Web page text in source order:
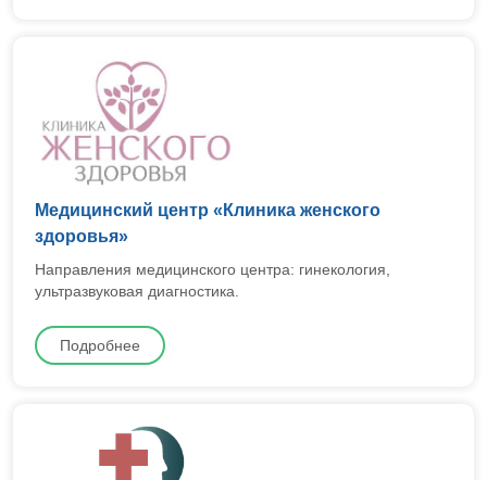
Медицинский центр «Клиника женского
здоровья»
Направления медицинского центра: гинекология,
ультразвуковая диагностика.
Подробнее